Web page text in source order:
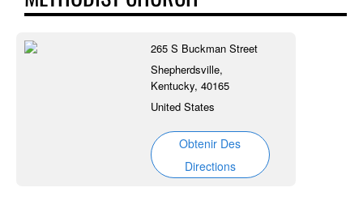
265 S Buckman Street
Shepherdsville,
Kentucky, 40165
United States
Obtenir Des
Directions